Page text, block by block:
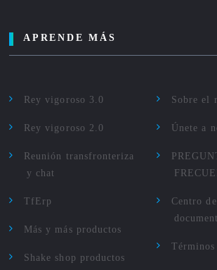
APRENDE MÁS
Rey vigoroso 3.0
Rey vigoroso 2.0
Reunión transfronteriza
y chat
TfErp
Más y más productos
Shake shop productos
Sobre el
Únete a
Centro de